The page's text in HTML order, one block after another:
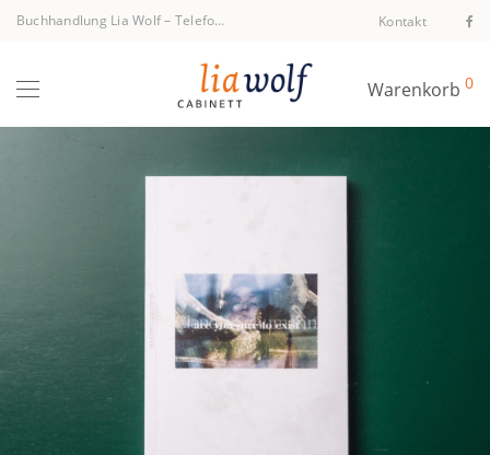
Buchhandlung Lia Wolf– Telefon +43 1 512 40 94 Kontakt
Warenkorb 0